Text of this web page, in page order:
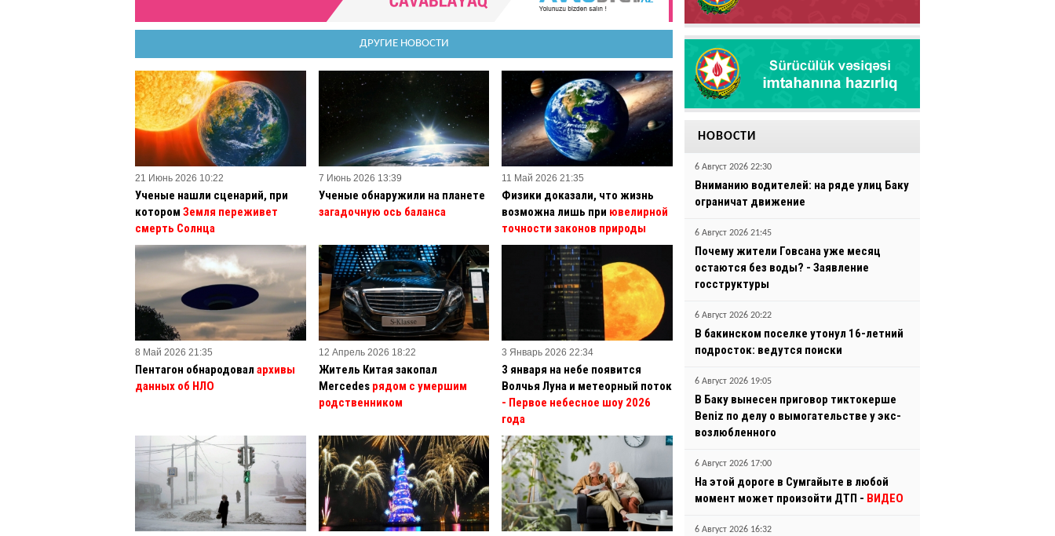
ДРУГИЕ НОВОСТИ
21 Июнь 2026 10:22
Ученые нашли сценарий, при
котором Земля переживет
смерть Солнца
7 Июнь 2026 13:39
Ученые обнаружили на планете
загадочную ось баланса
11 Май 2026 21:35
Физики доказали, что жизнь
возможна лишь при ювелирной
точности законов природы
8 Май 2026 21:35
Пентагон обнародовал архивы
данных об НЛО
12 Апрель 2026 18:22
Житель Китая закопал
Mercedesрядом с умершим
родственником
3 Январь 2026 22:34
3 января на небе появится
Волчья Луна и метеорный поток
- Первое небесное шоу 2026
года
НОВОСТИ
6 Август 2026 22:30
Вниманию водителей: на ряде улиц Баку
ограничат движение
6 Август 2026 21:45
Почему жители Говсана уже месяц
остаются без воды? - Заявление
госструктуры
6 Август 2026 20:22
В бакинском поселке утонул 16-летний
подросток: ведутся поиски
6 Август 2026 19:05
В Баку вынесен приговор тиктокерше
Beniz по делу о вымогательстве у экс-
возлюбленного
6 Август 2026 17:00
На этой дороге в Сумгайыте в любой
момент может произойти ДТП - ВИДЕО
6 Август 2026 16:32